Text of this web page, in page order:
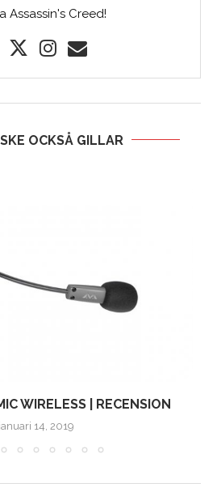
Assassin's Creed!
OCKSÅ GILLAR
WIRELESS | RECENSION
januari 14, 2019